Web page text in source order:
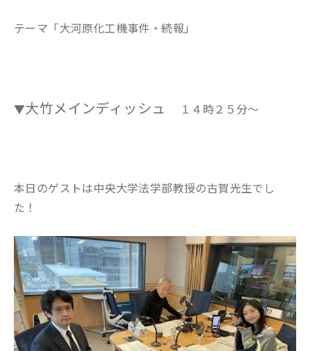
テーマ「大河原化工機事件・続報」
▼大竹メインディッシュ １４時２５分～
本日のゲストは中央大学法学部教授の古賀光生でし
た！